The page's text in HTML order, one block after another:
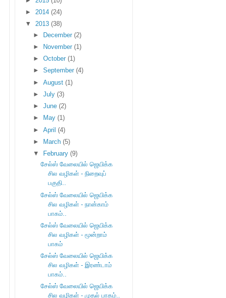
► 2014 (24)
▼ 2013 (38)
► December (2)
►
November (1)
► October (1)
► September (4)
► August (1)
► July (3)
► June (2)
►
May (1)
► April (4)
►
March (5)
▼
February (9)
சேல்ஸ் வேலையில் ஜெயிக்க
சில வழிகள் - நிறைவுப்
பகுதி..
சேல்ஸ் வேலையில் ஜெயிக்க
சில வழிகள் - நான்காம்
பாகம்..
சேல்ஸ் வேலையில் ஜெயிக்க
சில வழிகள் - மூன்றாம்
பாகம்
சேல்ஸ் வேலையில் ஜெயிக்க
சில வழிகள் - இரண்டாம்
பாகம்..
சேல்ஸ் வேலையில் ஜெயிக்க
சில வழிகள் - முதல் பாகம்..